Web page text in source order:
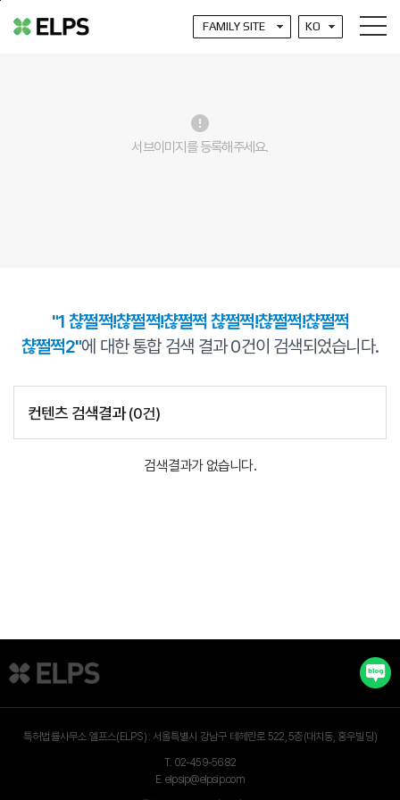
error
서브이미지를 등록해주세요.
"1 챦쩔쩍!챦쩔쩍!챦쩔쩍 챦쩔쩍!챦쩔쩍!챦쩔쩍
챦쩔쩍2"에 대한 통합 검색 결과0건이 검색되었습니다.
컨텐츠 검색결과(0건)
검색결과가 없습니다.
특허법률사무소 엘프스(ELPS) : 서울특별시 강남구 테헤란로 522, 5층(대치동, 홍우빌딩)
T. 02-459-5682
E. elpsip@elpsip.com